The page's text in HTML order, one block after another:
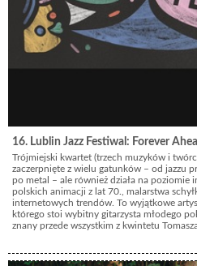
16. Lublin Jazz Festiwal: Forever
Trójmiejski kwartet (trzech muzyków i
zaczerpnięte z wielu gatunków – od jazzu
po metal – ale również działa na
polskich animacji z lat 70., malarstwa
internetowych trendów. To wyjątkowe
którego stoi wybitny gitarzysta młodego
znany przede wszystkim z kwintetu